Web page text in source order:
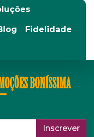
Fidelidade
BONÍSSIMA
Inscrever